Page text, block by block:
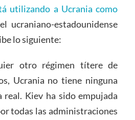
utilizando a Ucrania como
ucraniano-estadounidense
lo siguiente:
otro régimen títere de
Ucrania no tiene ninguna
real. Kiev ha sido empujada
todas las administraciones